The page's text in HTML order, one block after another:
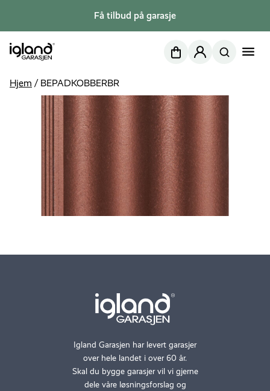
Få tilbud på garasje
NettbutikkMin side
Hjem / BEPADKOBBERBR
Igland Garasjen har levert garasjer
over hele landet i over 60 år.
Skal du bygge garasjer vil vi gjerne
dele våre løsningsforslag og